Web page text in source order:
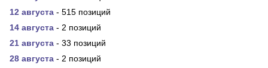
12 августа - 515 позиций
14 августа - 2 позиций
21 августа - 33 позиций
28 августа - 2 позиций